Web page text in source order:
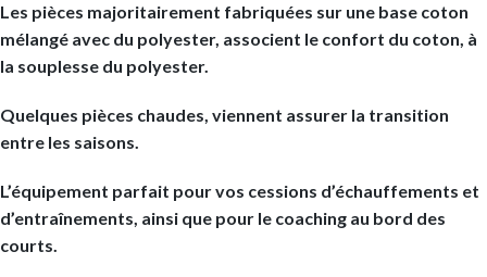
Les pièces majoritairement fabriquées sur une base coton
mélangé avec du polyester, associent le confort du coton, à
la souplesse du polyester.
Quelques pièces chaudes, viennent assurer la transition
entre les saisons.
L’équipement parfait pour vos cessions d’échauffements et
d’entraînements, ainsi que pour le coaching au bord des
courts.